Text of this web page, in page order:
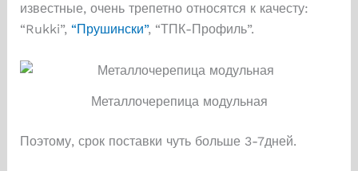
известные, очень трепетно относятся к качесту:
“Rukki”, “Прушински”, “ТПК-Профиль”.
Металлочерепица модульная
Поэтому, срок поставки чуть больше 3-7дней.